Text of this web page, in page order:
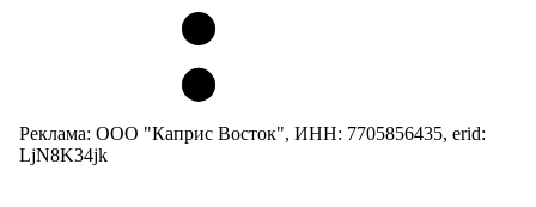
Реклама: ООО "Каприс Восток", ИНН: 7705856435, erid:
LjN8K34jk